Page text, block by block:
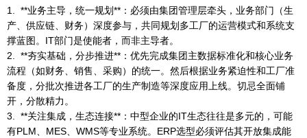
1. **业务主导，统一规划**：必须由集团管理层牵头，业务部门（生
产、供应链、财务）深度参与，共同规划多工厂的运营模式和系统支
撑蓝图。IT部门是使能者，而非主导者。
2. **夯实基础，分步推进**：优先完成集团主数据标准化和核心业务
流程（如财务、销售、采购）的统一。然后根据业务紧迫性和工厂准
备度，分批次推进各工厂的生产制造等深度应用上线。切忌全面铺
开，分散精力。
3. **关注集成，生态连接**：中型企业的IT生态往往是多元的，可能
有PLM、MES、WMS等专业系统。ERP选型必须评估其开放集成能